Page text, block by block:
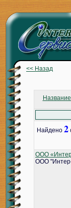
<< Назад
Найдено 2
ООО
ООО